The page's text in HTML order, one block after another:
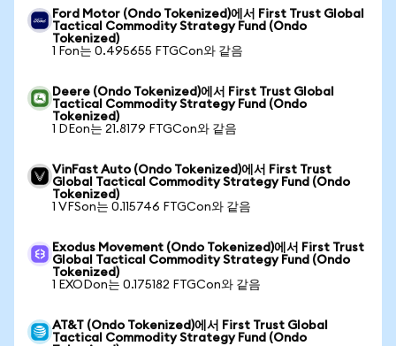
Ford Motor (Ondo Tokenized)에서 First Trust Global
Tactical Commodity Strategy Fund (Ondo
Tokenized)
1 Fon는 0.495655 FTGCon와 같음
Deere (Ondo Tokenized)에서 First Trust Global
Tactical Commodity Strategy Fund (Ondo
Tokenized)
1 DEon는 21.8179 FTGCon와 같음
VinFast Auto (Ondo Tokenized)에서 First Trust
Global Tactical Commodity Strategy Fund (Ondo
Tokenized)
1 VFSon는 0.115746 FTGCon와 같음
Exodus Movement (Ondo Tokenized)에서 First Trust
Global Tactical Commodity Strategy Fund (Ondo
Tokenized)
1 EXODon는 0.175182 FTGCon와 같음
AT&T (Ondo Tokenized)에서 First Trust Global
Tactical Commodity Strategy Fund (Ondo